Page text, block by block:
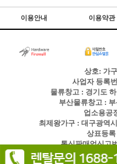
이용안내 이용약관
상호: 가
사업자 등록
물류창고 : 경기도
부산물류창고 :
업소용공
최제왕가구 : 대구광역
상표등
통신판매업신고
전화